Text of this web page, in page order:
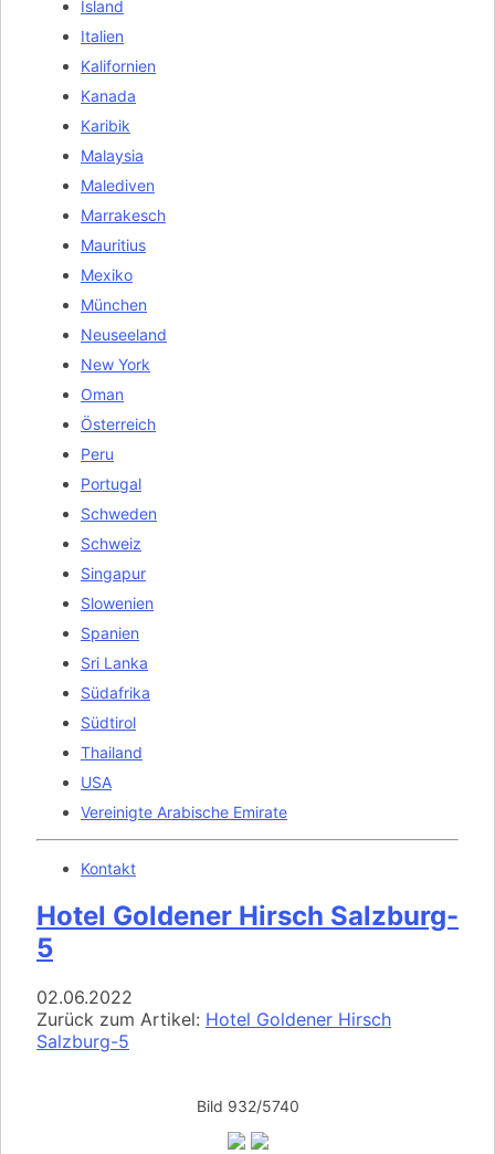
Island
Italien
Kalifornien
Kanada
Karibik
Malaysia
Malediven
Marrakesch
Mauritius
Mexiko
München
Neuseeland
New York
Oman
Österreich
Peru
Portugal
Schweden
Schweiz
Singapur
Slowenien
Spanien
Sri Lanka
Südafrika
Südtirol
Thailand
USA
Vereinigte Arabische Emirate
Kontakt
Hotel Goldener Hirsch Salzburg-
5
02.06.2022
Zurück zum Artikel: Hotel Goldener Hirsch
Salzburg-5
Bild 932/5740